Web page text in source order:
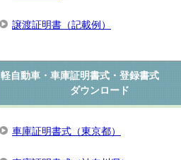
譲渡証明書（記載例）
軽自動車・車庫証明書式・登録書式
ダウンロード
車庫証明書式（東京都）